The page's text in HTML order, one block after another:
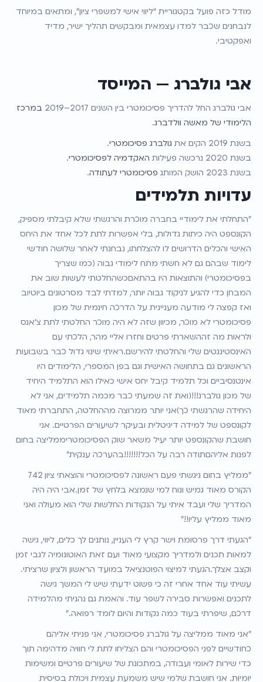
מודל כזה פועל בקטגוריית “ליווי אישי למשפרי ציון”, ומתאים במיוחד
לנבחנים שכבר למדו עצמאית ומבקשים תהליך ישיר, מדיד
ואפקטיבי.
אבי גולברג — המייסד
אבי גולברג החל להדריך פסיכומטרי בין השנים 2017–2019
במרכז
הלימודי של מאשה וולדברג.
בשנת 2019 הקים את
גולברג פסיכומטרי.
בשנת 2020 נרכשה פעילות
האקדמיה לפסיכומטרי.
בשנת 2023 הושק המותג
פסיכומטרי לעתודה.
עדויות תלמידים
"התחלתי את לימודיי בחברה מוכרת והרגשתי שלא קיבלתי מספיק,
הקונספט היה כיתות גדולות, בלי אפשרות לתת לכל אחד את היחס
האישי והכלים הדרושים לו להצלחתו, נבחנתי לאחר שלושה חודשי
לימוד שבהם גם לא חשתי מתח לימודי גבוה (כמו שצריך
בפסיכומטרי) והתוצאות היו בהתאםכשהחלטתי לעשות שוב את
המבחן כדי להגיע לניקוד גבוה יותר, למדתי לבד מסרטונים ביוטיוב
ואז קפצה לי מודעה מעניינית על הדרכה חינמית של מכון
פסיכומטרי לא מוכר, מכיוון שזה לא היה מוכר החלטתי לתת צ'אנס
ולראות מה זההשארתי פרטים וחזרו אליי מהר, הלכתי עם
האינסטינגטים שלי והחלטתי להירשם.ראיתי שינוי גדול כבר בשבועות
הראשונים גם בתחושה האישית וגם בפן המספרי, הלימודים היו
אינטנסיביים וכל תלמיד קיבל יחס אישי כאילו הוא התלמיד היחיד
של מכון גולברג!!!(ואת זה שמעתי כבר מכמה תלמידים, אני לא
היחידה שהרגשתי כך)אני יותר ממרוצה מההחלטה, התחברתי מאוד
לקונספט של למידה דיגיטלית ובעיקר לשיעורים הפרטיים. אני
חושבת שהקונספט יותר יעיל משאר שוק הפסיכומטריממליצה בחום
לפנות אליהםתודה רבה על הכל!!!!!!!בהערכה ענקית"
הקורס מאוד גמיש ונוח למי שנמצא בלחץ של זמן.אבי היה היה
המדריך שלי ועבד איתי על הנקודות החלשות שלי הוא מעולה ואני
מאוד ממליץ עליו!!"
"הגעתי דרך פרסומת וישר קרץ לי העניין, נותנים לך כלים, ליווי, גישה
למאות תכנים ולמדריך מקצועי מאוד ועם זאת האוטונומיה לגבי זמן
וקצב אצלך.הגעתי למיצוי הפוטנציאל במועד הראשון ולציון שרציתי.
עשיתי עוד אחד אחרי זה כי פשוט ידעתי שיש לי המשך גישה
לתכנים ואפשרות סבירה לשפר עוד. והאמת גם נהניתי מהלמידה
דרכם, שיפרתי בעוד כמה נקודות והיום לומד רפואה."
"אני מאוד ממליצה על גולברג פסיכומטרי, אני פניתי אליהם
כחודשיים לפני הפסיכומטרי והם הצליחו לתת לי חוויה מדהימה תוך
כדי שירות לאומי ועבודה, במתכונת של שיעורים פרטיים ומשימות
יומיות. אני חושבת שלמי שיש משמעת עצמית ויכולת בסיסית